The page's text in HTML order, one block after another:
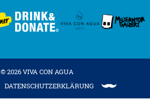
© 2026 VIVA CON AGUA
DATENSCHUTZERKLÄRUNG